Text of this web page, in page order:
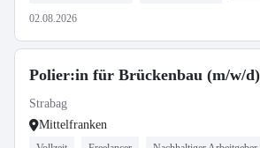
02.08.2026
Polier:in für Brückenbau (m/w/d)
Strabag
Mittelfranken